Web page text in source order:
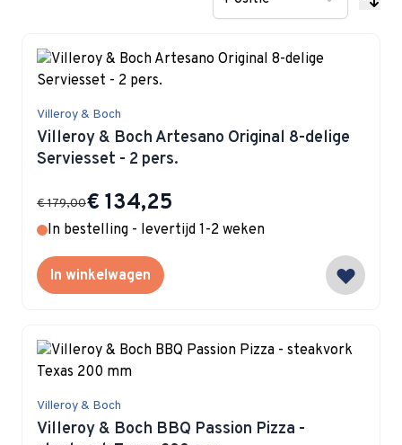
Villeroy & Boch
Villeroy & Boch Artesano Original 8-delige
Serviesset - 2 pers.
Special Price
€ 134,25
€ 179,00
In bestelling - levertijd 1-2 weken
In winkelwagen
Villeroy & Boch
Villeroy & Boch BBQ Passion Pizza -